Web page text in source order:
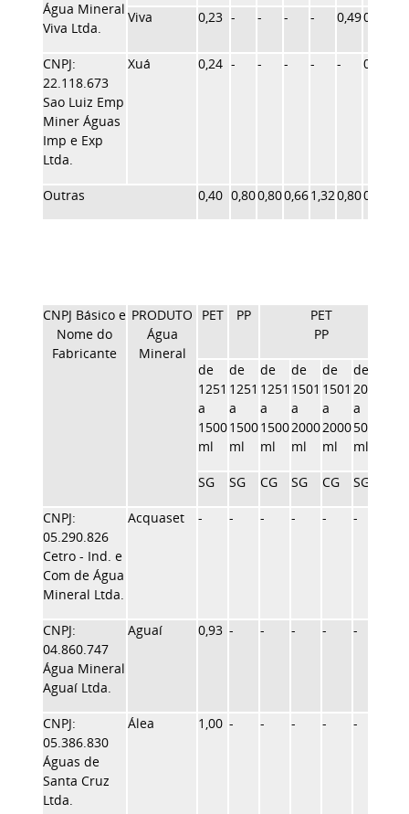
Água Mineral
Viva Ltda.
Viva 0,23 - - - - 0,490,43
CNPJ:
22.118.673
Sao Luiz Emp
Miner Águas
Imp e Exp
Ltda.
Xuá 0,24 - - - - - 0,45
Outras 0,40 0,800,800,661,320,800,80
CNPJ Básico e
Nome do
Fabricante
PRODUTO
Água
Mineral
PET PP
PET
PP
de
1251
a
1500
ml
de
1251
a
1500
ml
de
1251
a
1500
ml
de
1501
a
2000
ml
de
1501
a
2000
ml
de
2001
a
5000
ml
SG SG CG SG CG SG
CNPJ:
05.290.826
Cetro - Ind. e
Com de Água
Mineral Ltda.
Acquaset - - - - - -
CNPJ:
04.860.747
Água Mineral
Aguaí Ltda.
Aguaí 0,93 - - - - -
CNPJ:
05.386.830
Águas de
Santa Cruz
Ltda.
Álea 1,00 - - - - -